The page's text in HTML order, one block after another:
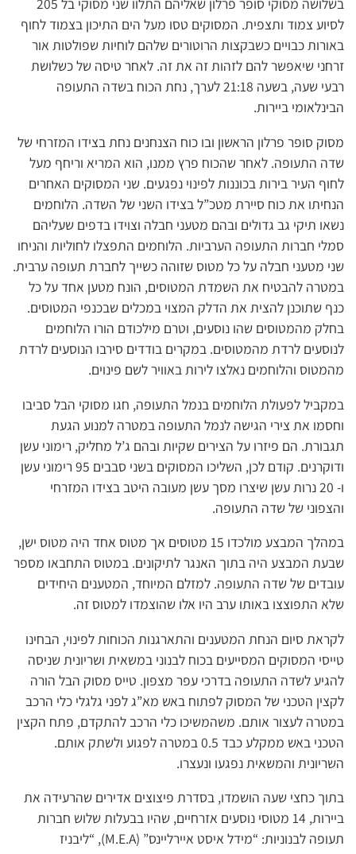
בשלושה מסוקי סופר פרלון שאליהם התלוו שני מסוקי בל 205
לסיוע צמוד ותצפית. המסוקים טסו מעל הים התיכון בצמוד לחוף
באורות כבויים כשבקצות הרוטורים שלהם לוחיות שפולטות אור
זרחני שיאפשר להם לזהות זה את זה. לאחר טיסה של כשלושת
רבעי שעה, בשעה 21:18 לערך, נחת הכוח בשדה התעופה
הבינלאומי ביירות.
מסוק סופר פרלון הראשון ובו כוח הצנחנים נחת בצידו המזרחי של
שדה התעופה. לאחר שהכוח פרץ ממנו, הוא המריא וריחף מעל
לחוף העיר בירות בכוננות לפינוי נפגעים. שני המסוקים האחרים
הנחיתו את כוח סיירת מטכ”ל בצידו השני של השדה. הלוחמים
נשאו תיקי גב גדולים ובהם מטעני חבלה וצוידו בדפים שעליהם
סמלי חברות התעופה הערביות. הלוחמים התפצלו לחוליות והניחו
שני מטעני חבלה על כל מטוס שזוהה כשייך לחברת תעופה ערבית.
במטרה להבטיח את השמדת המטוסים, הונח מטען אחד על כל
כנף שתוכנן להצית את הדלק המצוי במכלים שבכנפי המטוסים.
בחלק מהמטוסים שהו נוסעים, וטרם מילכודם הורו הלוחמים
לנוסעים לרדת מהמטוסים. במקרים בודדים סירבו הנוסעים לרדת
מהמטוס והלוחמים נאלצו לירות באוויר לשם פינוים.
במקביל לפעולת הלוחמים בנמל התעופה, חגו מסוקי הבל סביבו
וחסמו את צירי הגישה לנמל התעופה במטרה למנוע הגעת
תגבורת. הם פיזרו על הצירים שקיות ובהם ג’ל מחליק, רימוני עשן
ודוקרנים. קודם לכן, השליכו המסוקים בשני סבבים 95 רימוני עשן
ו- 20 נרות עשן שיצרו מסך עשן מעובה היטב בצידו המזרחי
והצפוני של שדה התעופה.
במהלך המבצע מולכדו 15 מטוסים אך מטוס אחד היה מטוס ישן,
שבעת המבצע היה בתוך האנגר לתיקונים. במטוס התחבאו מספר
עובדים של שדה התעופה. למזלם המיוחד, המטענים היחידים
שלא התפוצצו באותו ערב היו אלו שהוצמדו למטוס זה.
לקראת סיום הנחת המטענים והתארגנות הכוחות לפינוי, הבחינו
טייסי המסוקים המסייעים בכוח לבנוני במשאית ושריונית שניסה
להגיע לשדה התעופה בדרכי עפר מצפון. טייס מסוק הבל הורה
לקצין הטכני של המסוק לפתוח באש מא”ג לפני גלגלי כלי הרכב
במטרה לעצור אותם. משהמשיכו כלי הרכב להתקדם, פתח הקצין
הטכני באש ממקלע כבד 0.5 במטרה לפגוע ולשתק אותם.
השריונית והמשאית נפגעו ונעצרו.
בתוך כחצי שעה הושמדו, בסדרת פיצוצים אדירים שהרעידה את
ביירות, 14 מטוסי נוסעים אזרחיים, שהיו בבעלות שלוש חברות
תעופה לבנוניות: “מידל איסט איירליינס” (M.E.A), “ליבניז